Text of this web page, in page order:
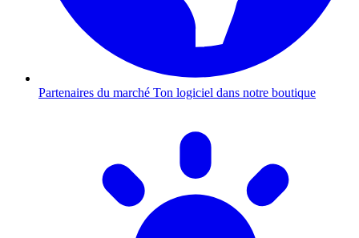
Partenaires du marché Ton logiciel dans notre boutique